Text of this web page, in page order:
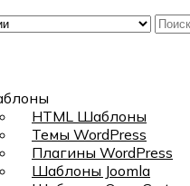
HTML Шаблоны
Темы WordPress
Плагины WordPress
Шаблоны Joomla